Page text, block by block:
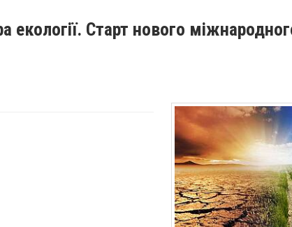
Старт нового